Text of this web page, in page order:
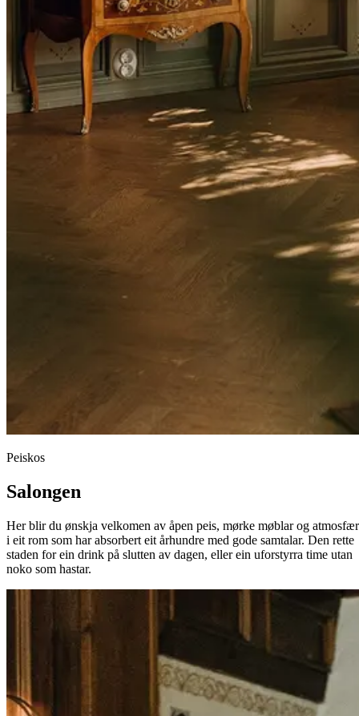
Peiskos
Salongen
Her blir du ønskja velkomen av åpen peis, mørke møblar og
i eit rom som har absorbert eit århundre med gode samtalar. Den rette
staden for ein drink på slutten av dagen, eller ein uforstyrra time utan
noko som hastar.